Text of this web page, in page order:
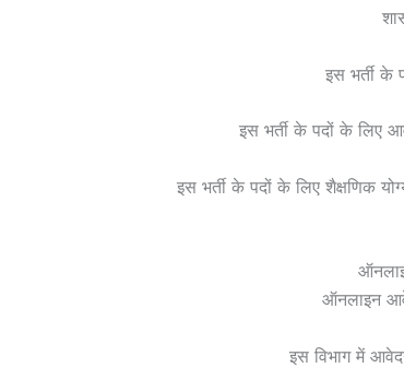
इस भर्ती
इस भर्ती के पदों के लिए
इस भर्ती के पदों के लिए शैक्षणिक
ऑनलाइन
इस विभाग में